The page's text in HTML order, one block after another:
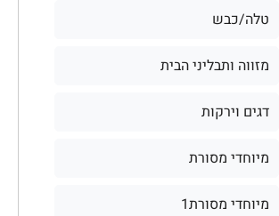
טלה/כבש
מזווה ותבליני הבית
דגים וירקות
מיוחדי מסורת
מיוחדי מסורת1